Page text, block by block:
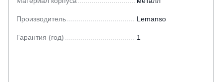
Производитель Lemanso
Гарантия (год) 1